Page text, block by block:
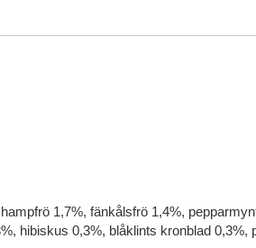
1,7%, fänkålsfrö 1,4%,
hibiskus 0,3%, blåklints kronblad 0,3%,